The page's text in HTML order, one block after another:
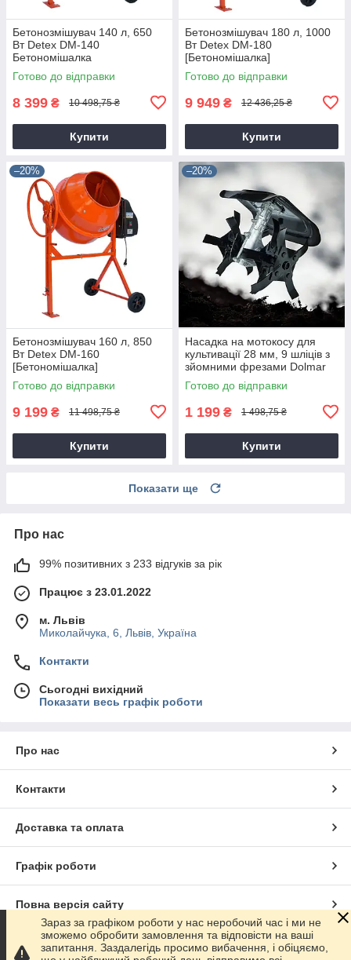
Бетонозмішувач 140 л, 650
Вт Detex DM-140
Бетономішалка
Готово до відправки
8 399 ₴ 10 498,75 ₴
Купити
Бетонозмішувач 180 л, 1000
Вт Detex DM-180
[Бетономішалка]
Готово до відправки
9 949 ₴ 12 436,25 ₴
Купити
–20%
Бетонозмішувач 160 л, 850
Вт Detex DM-160
[Бетономішалка]
Готово до відправки
9 199 ₴ 11 498,75 ₴
Купити
–20%
Насадка на мотокосу для
культивації 28 мм, 9 шліців з
зйомними фрезами Dolmar
9T28
Готово до відправки
1 199 ₴ 1 498,75 ₴
Купити
Показати ще
Про нас
99% позитивних з 233 відгуків за рік
Працює з 23.01.2022
м. Львів
Миколайчука, 6, Львів, Україна
Контакти
Сьогодні вихідний
Показати весь графік роботи
Про нас
Контакти
Доставка та оплата
Графік роботи
Повна версія сайту
Сайт створено на маркетплейсіProm.ua
Зараз за графіком роботи у нас неробочий час і ми не
зможемо обробити замовлення та відповісти на ваші
запитання. Заздалегідь просимо вибачення, і обіцяємо,